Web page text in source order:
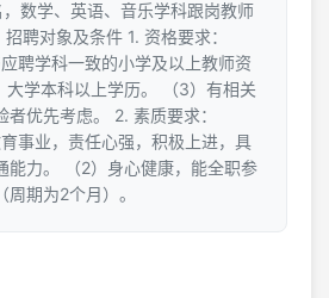
数学、英语、音乐学科跟岗教师
聘对象及条件 1. 资格要求：
应聘学科一致的小学及以上教师资
大学本科以上学历。 （3）有相关
者优先考虑。 2. 素质要求：
育事业，责任心强，积极上进，具
能力。 （2）身心健康，能全职参
期为2个月）。